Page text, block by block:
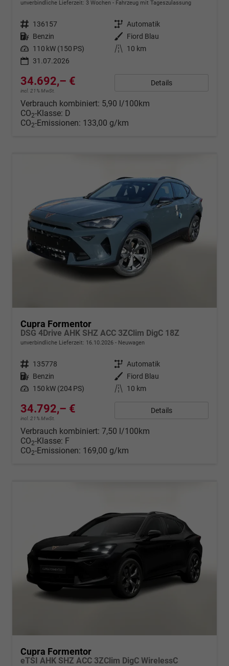
unverbindliche Lieferzeit: 3 Wochen Fahrzeug mit Tageszulassung
Fahrzeugnr. 136157 Getriebe Automatik
Kraftstoff Benzin Außenfarbe Fiord Blau
Leistung 110 kW (150 PS) Kilometerstand
10 km
31.07.2026
34.692,– €
incl. 21% MwSt.
Details
Verbrauch kombiniert: 5,90 l/100km
CO2-Klasse: D
CO2-Emissionen: 133,00 g/km
Cupra Formentor
DSG 4Drive AHK SHZ ACC 3ZClim DigC 18Z
unverbindliche Lieferzeit: 16.10.2026 Neuwagen
Fahrzeugnr. 135778 Getriebe Automatik
Kraftstoff Benzin Außenfarbe Fiord Blau
Leistung 150 kW (204 PS) Kilometerstand 10 km
34.792,– €
incl. 21% MwSt.
Details
Verbrauch kombiniert: 7,50 l/100km
CO2-Klasse: F
CO2-Emissionen: 169,00 g/km
Cupra Formentor
eTSI AHK SHZ ACC 3ZClim DigC WirelessC